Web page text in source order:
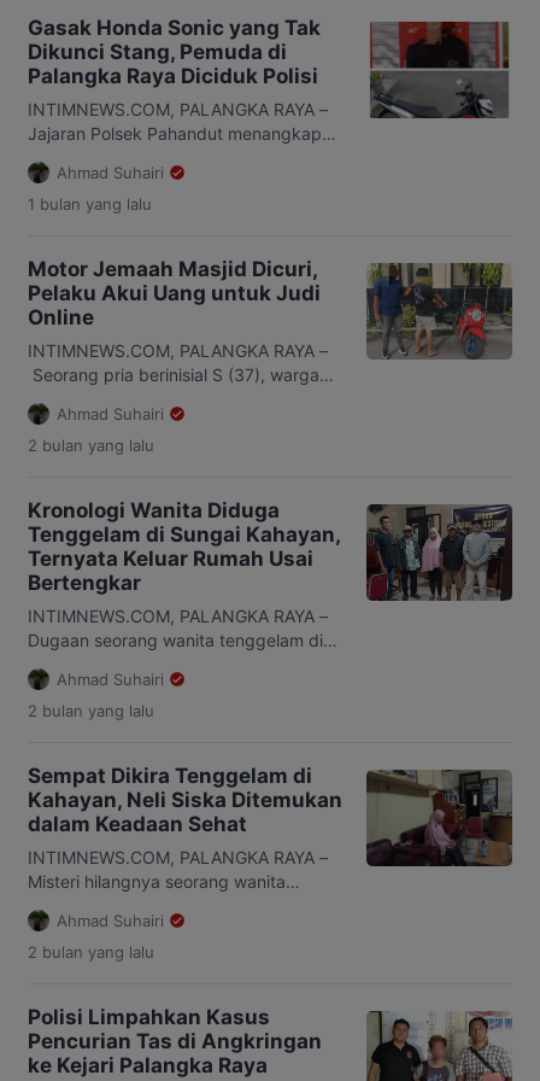
Gasak Honda Sonic yang Tak
Dikunci Stang, Pemuda di
Palangka Raya Diciduk Polisi
INTIMNEWS.COM, PALANGKA RAYA –
Jajaran Polsek Pahandut menangkap
seorang pemuda berinisial EDL (19)
yang diduga mencuri sepeda motor
milik warga di Jalan Urip Sumoharjo,
Kapolsek Pahandut, AKP Iyudi Hartanto
membenarkan penangkapan tersebut.
Pelaku diamankan di tempat kosnya
yang berada di kawasan Kelurahan
Langkai tidak lama setelah polisi
melakukan […]
Ahmad Suhairi
1 bulan yang lalu
Motor Jemaah Masjid Dicuri,
Pelaku Akui Uang untuk Judi
Online
INTIMNEWS.COM, PALANGKA RAYA –
Seorang pria berinisial S (37), warga
Kecamatan Jekan Raya, Kota Palangka
Raya, ditangkap aparat kepolisian
setelah diduga melakukan pencurian
Yani. Penangkapan dilakukan oleh
jajaran Polsek Pahandut setelah pelaku
membawa kabur satu unit sepeda
motor Honda Scoopy yang terparkir
saat pemiliknya […]
Ahmad Suhairi
2 bulan yang lalu
Kronologi Wanita Diduga
Tenggelam di Sungai Kahayan,
Ternyata Keluar Rumah Usai
Bertengkar
INTIMNEWS.COM, PALANGKA RAYA –
Dugaan seorang wanita tenggelam di
Sungai Kahayan, kawasan Kampung
Ponton, Kecamatan Pahandut, Kota
Palangka Raya, dipastikan tidak benar.
ditemukan dalam keadaan selamat dan
sehat. Kapolsek Pahandut AKP Iyudi
Hartanto mengatakan, NS saat ini
sudah berada di Polsek Pahandut
untuk dimintai keterangan terkait […]
Ahmad Suhairi
2 bulan yang lalu
Sempat Dikira Tenggelam di
Kahayan, Neli Siska Ditemukan
dalam Keadaan Sehat
INTIMNEWS.COM, PALANGKA RAYA –
Misteri hilangnya seorang wanita
bernama Neli Siska (43) di kawasan
Kampung Ponton, Jalan Rindang
Banua, Kecamatan Pahandut, Kota
tenggelam di Sungai Kahayan itu
ditemukan dalam kondisi selamat.
Sebelumnya, laporan dugaan orang
Ahmad Suhairi
2 bulan yang lalu
Polisi Limpahkan Kasus
Pencurian Tas di Angkringan
ke Kejari Palangka Raya